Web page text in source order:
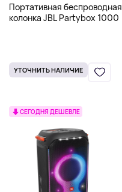
Портативная беспроводная
колонка JBL Partybox 1000
УТОЧНИТЬ НАЛИЧИЕ
СЕГОДНЯ ДЕШЕВЛЕ